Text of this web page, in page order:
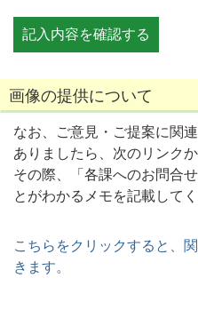
画像の提供について
なお、ご意見・ご提案に関
ありましたら、次のリンク
その際、「各課へのお問合
とがわかるメモを記載してく
こちらをクリックすると、
きます。